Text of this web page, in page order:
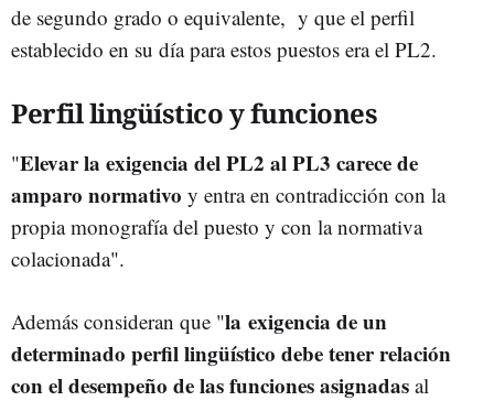
de segundo grado o equivalente, y que el perfil
establecido en su día para estos puestos era el PL2.
Perfil lingüístico y funciones
"Elevar la exigencia del PL2 al PL3 carece de
amparo normativo y entra en contradicción con la
propia monografía del puesto y con la normativa
colacionada".
Además consideran que "la exigencia de un
determinado perfil lingüístico debe tener relación
con el desempeño de las funciones asignadas al